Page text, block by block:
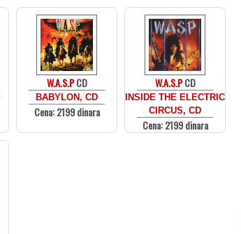
W.A.S.PCD
BABYLON, CD
Cena: 2199 dinara
W.A.S.PCD
INSIDE THE ELECTRIC
CIRCUS, CD
Cena: 2199 dinara